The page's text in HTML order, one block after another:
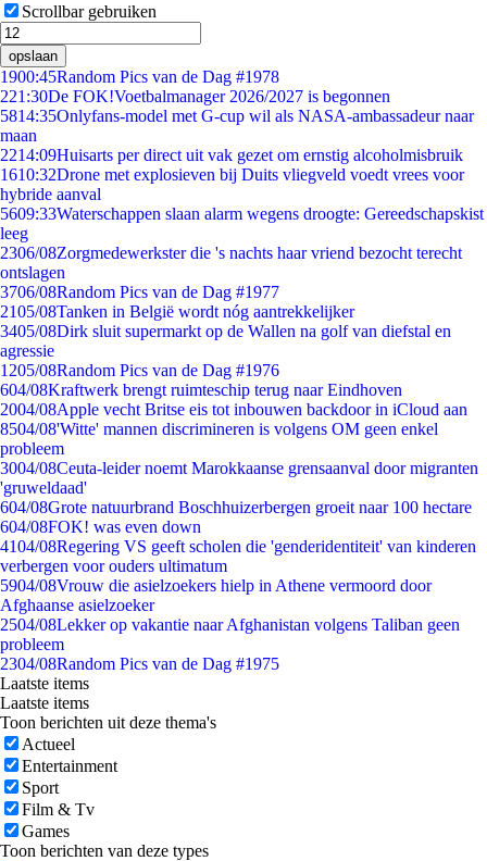
Scrollbar gebruiken
opslaan
1900:45Random Pics van de Dag #1978
221:30De FOK!Voetbalmanager 2026/2027 is begonnen
5814:35Onlyfans-model met G-cup wil als NASA-ambassadeur naar
maan
2214:09Huisarts per direct uit vak gezet om ernstig alcoholmisbruik
1610:32Drone met explosieven bij Duits vliegveld voedt vrees voor
hybride aanval
5609:33Waterschappen slaan alarm wegens droogte: Gereedschapskist
leeg
2306/08Zorgmedewerkster die 's nachts haar vriend bezocht terecht
ontslagen
3706/08Random Pics van de Dag #1977
2105/08Tanken in België wordt nóg aantrekkelijker
3405/08Dirk sluit supermarkt op de Wallen na golf van diefstal en
agressie
1205/08Random Pics van de Dag #1976
604/08Kraftwerk brengt ruimteschip terug naar Eindhoven
2004/08Apple vecht Britse eis tot inbouwen backdoor in iCloud aan
8504/08'Witte' mannen discrimineren is volgens OM geen enkel
probleem
3004/08Ceuta-leider noemt Marokkaanse grensaanval door migranten
'gruweldaad'
604/08Grote natuurbrand Boschhuizerbergen groeit naar 100 hectare
604/08FOK! was even down
4104/08Regering VS geeft scholen die 'genderidentiteit' van kinderen
verbergen voor ouders ultimatum
5904/08Vrouw die asielzoekers hielp in Athene vermoord door
Afghaanse asielzoeker
2504/08Lekker op vakantie naar Afghanistan volgens Taliban geen
probleem
2304/08Random Pics van de Dag #1975
Laatste items
Laatste items
Toon berichten uit deze thema's
Actueel
Entertainment
Sport
Film & Tv
Games
Toon berichten van deze types